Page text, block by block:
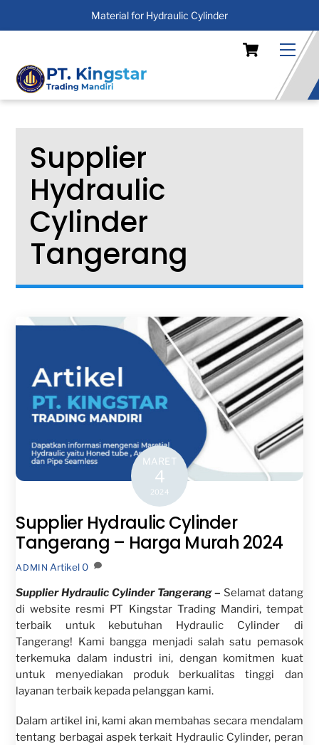
Material for Hydraulic Cylinder
content
Cart
Supplier
Hydraulic
Cylinder
Tangerang
MARET
4
2024
Supplier Hydraulic Cylinder
Tangerang – Harga Murah 2024
ADMIN Artikel 0
Supplier Hydraulic Cylinder Tangerang – Selamat datang
di website resmi PT Kingstar Trading Mandiri, tempat
terbaik untuk kebutuhan Hydraulic Cylinder di
Tangerang! Kami bangga menjadi salah satu pemasok
terkemuka dalam industri ini, dengan komitmen kuat
untuk menyediakan produk berkualitas tinggi dan
layanan terbaik kepada pelanggan kami.
Dalam artikel ini, kami akan membahas secara mendalam
tentang berbagai aspek terkait Hydraulic Cylinder, peran